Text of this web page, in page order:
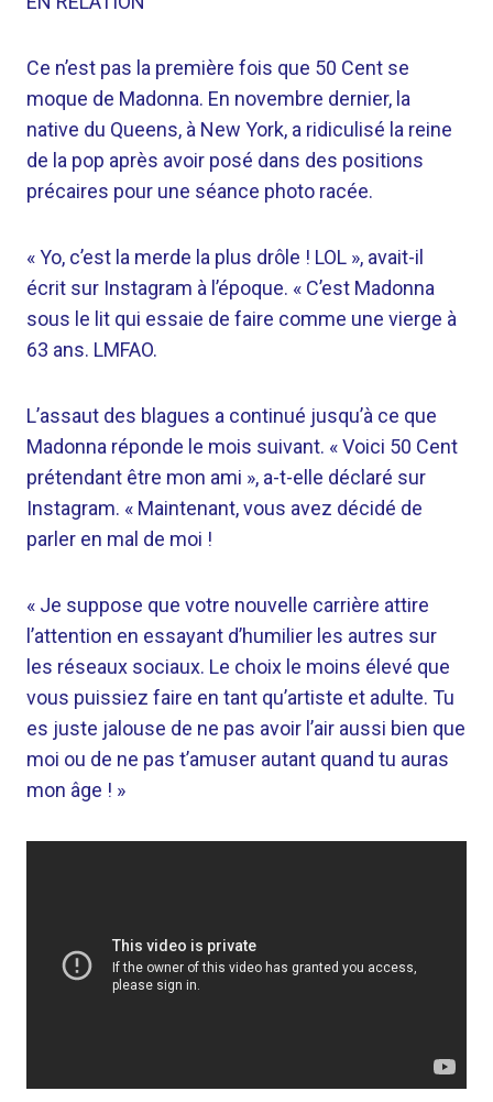
Ce n’est pas la première fois que 50 Cent se
moque de Madonna. En novembre dernier, la
native du Queens, à New York, a ridiculisé la reine
de la pop après avoir posé dans des positions
précaires pour une séance photo racée.
« Yo, c’est la merde la plus drôle ! LOL », avait-il
écrit sur Instagram à l’époque. « C’est Madonna
sous le lit qui essaie de faire comme une vierge à
63 ans. LMFAO.
L’assaut des blagues a continué jusqu’à ce que
Madonna réponde le mois suivant. « Voici 50 Cent
prétendant être mon ami », a-t-elle déclaré sur
Instagram. « Maintenant, vous avez décidé de
parler en mal de moi !
« Je suppose que votre nouvelle carrière attire
l’attention en essayant d’humilier les autres sur
les réseaux sociaux. Le choix le moins élevé que
vous puissiez faire en tant qu’artiste et adulte. Tu
es juste jalouse de ne pas avoir l’air aussi bien que
moi ou de ne pas t’amuser autant quand tu auras
mon âge ! »